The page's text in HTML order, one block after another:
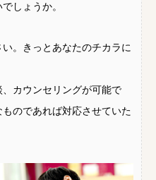
しょうか。
。きっとあなたのチカラに
カウンセリングが可能で
のであれば対応させていた